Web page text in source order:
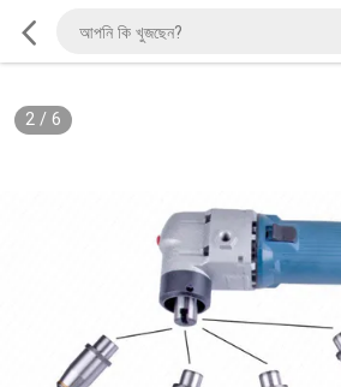
2/ 6